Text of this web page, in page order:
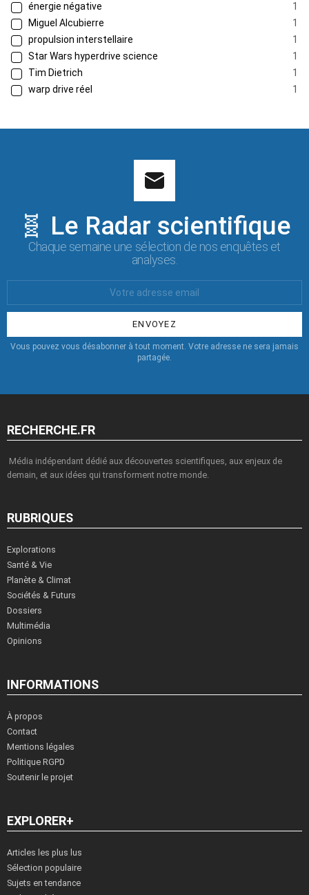
énergie négative
1
Miguel Alcubierre
1
propulsion interstellaire
1
Star Wars hyperdrive science
1
Tim Dietrich
1
warp drive réel
1
🧬 Le Radar scientifique
Chaque semaine une sélection de nos enquêtes et
analyses.
:
Vous pouvez vous désabonner à tout moment. Votre adresse ne sera jamais
partagée.
RECHERCHE.FR
Média indépendant dédié aux découvertes scientifiques, aux enjeux de
demain, et aux idées qui transforment notre monde.
RUBRIQUES
Explorations
Santé & Vie
Planète & Climat
Sociétés & Futurs
Dossiers
Multimédia
Opinions
INFORMATIONS
À propos
Contact
Mentions légales
Politique RGPD
Soutenir le projet
EXPLORER+
Articles les plus lus
Sélection populaire
Sujets en tendance